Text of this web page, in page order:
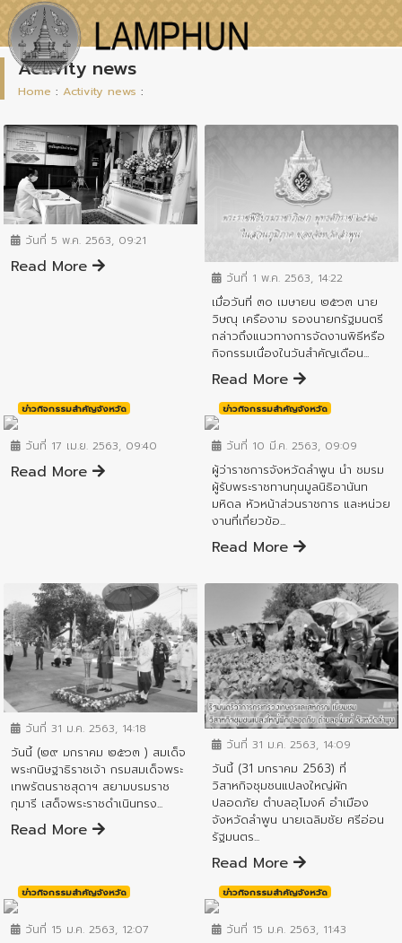
Activity news
Home : Activity news :
ข่าวกิจกรรมสำคัญจังหวัด
วันที่ 5 พ.ค. 2563, 09:21
Read More
ข่าวกิจกรรมสำคัญจังหวัด
วันที่ 1 พ.ค. 2563, 14:22
เมื่อวันที่ ๓๐ เมษายน ๒๕๖๓ นาย
วิษณุ เครืองาม รองนายกรัฐมนตรี
กล่าวถึงแนวทางการจัดงานพิธีหรือ
กิจกรรมเนื่องในวันสำคัญเดือน...
Read More
ข่าวกิจกรรมสำคัญจังหวัด
วันที่ 17 เม.ย. 2563, 09:40
Read More
ข่าวกิจกรรมสำคัญจังหวัด
วันที่ 10 มี.ค. 2563, 09:09
ผู้ว่าราชการจังหวัดลำพูน นำ ชมรม
ผู้รับพระราชทานทุนมูลนิธิอานันท
มหิดล หัวหน้าส่วนราชการ และหน่วย
งานที่เกี่ยวข้อ...
Read More
ข่าวกิจกรรมสำคัญจังหวัด
วันที่ 31 ม.ค. 2563, 14:18
วันนี้ (๒๙ มกราคม ๒๕๖๓ ) สมเด็จ
พระกนิษฐาธิราชเจ้า กรมสมเด็จพระ
เทพรัตนราชสุดาฯ สยามบรมราช
กุมารี เสด็จพระราชดำเนินทรง...
Read More
ข่าวกิจกรรมสำคัญจังหวัด
วันที่ 31 ม.ค. 2563, 14:09
วันนี้ (31 มกราคม 2563) ที่
วิสาหกิจชุมชนแปลงใหญ่ผัก
ปลอดภัย ตำบลอุโมงค์ อำเมือง
จังหวัดลำพูน นายเฉลิมชัย ศรีอ่อน
รัฐมนตร...
Read More
ข่าวกิจกรรมสำคัญจังหวัด
วันที่ 15 ม.ค. 2563, 12:07
ข่าวกิจกรรมสำคัญจังหวัด
วันที่ 15 ม.ค. 2563, 11:43